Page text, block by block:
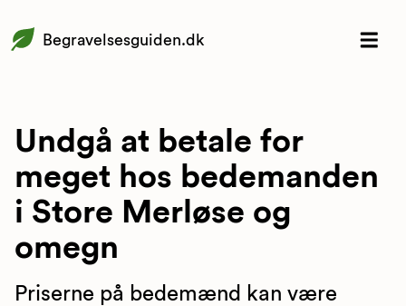
Begravelsesguiden.dk
Undgå at betale for
meget hos bedemanden
i Store Merløse og
omegn
Priserne på bedemænd kan være